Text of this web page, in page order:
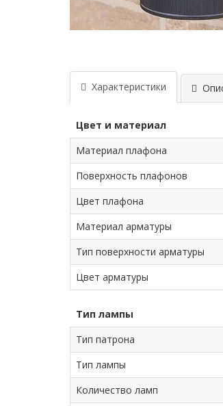
Характеристики
Цвет и материал
Материал плафона
Поверхность плафонов
Цвет плафона
Материал арматуры
Тип поверхности арматуры
Цвет арматуры
Тип лампы
Тип патрона
Тип лампы
Количество ламп